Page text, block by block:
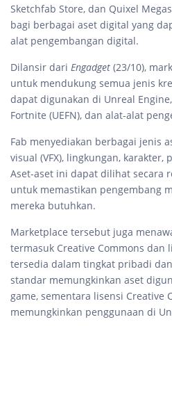
Sketchfab Store, dan Quixel
bagi berbagai aset digital yang
alat pengembangan digital.
Dilansir dari Engadget (23/10),
untuk mendukung semua jenis
dapat digunakan di Unreal
Fortnite (UEFN), dan alat-alat
Fab menyediakan berbagai jenis
visual (VFX), lingkungan, karakter,
Aset-aset ini dapat dilihat secara
untuk memastikan pengembang
mereka butuhkan.
Marketplace tersebut juga
termasuk Creative Commons dan
tersedia dalam tingkat pribadi
standar memungkinkan aset
game, sementara lisensi Creative
memungkinkan penggunaan di